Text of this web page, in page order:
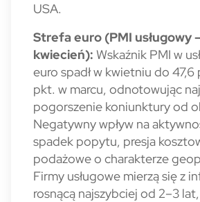
USA.
Strefa euro (PMI usługowy
kwiecień): Wskaźnik PMI w
euro spadł w kwietniu do 47,6
pkt. w marcu, odnotowując
pogorszenie koniunktury od
Negatywny wpływ na
spadek popytu, presja
podażowe o charakterze
Firmy usługowe mierzą się z
rosnącą najszybciej od 2–3